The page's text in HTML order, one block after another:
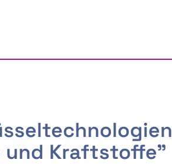
AND BIOBASED PRODUCTS
und Kraftstoffe"